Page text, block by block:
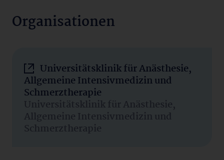
Organisationen
Universitätsklinik für Anästhesie,
Allgemeine Intensivmedizin und
Schmerztherapie
Universitätsklinik für Anästhesie,
Allgemeine Intensivmedizin und
Schmerztherapie